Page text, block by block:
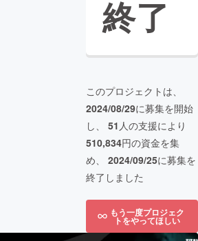
終了
このプロジェクトは、
2024/08/29に募集を開始
し、 51 人の支援により
510,834円の資金を集
め、 2024/09/25に募集を
終了しました
もう一度プロジェク
トをやってほしい